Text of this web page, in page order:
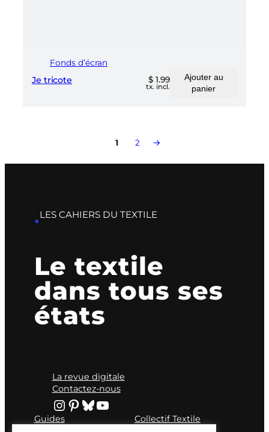
Fonds d’écran
Je tricote $ 1.99
tx. incl.
Ajouter au
panier
1 2 →
•LES CAHIERS DU TEXTILE
Le textile
dans tous ses
états
La revue digitale
Contactez-nous
Instagram Pinterest Bluesky YouTube
Guides
Collectif Textile